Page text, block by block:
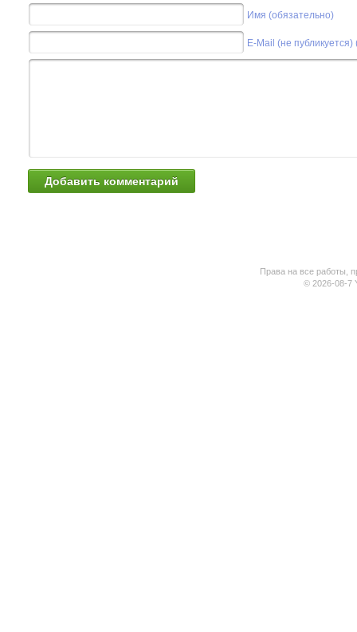
Имя (обязательно)
E-Mail (не
Права на все работы,
© 2026-08-7